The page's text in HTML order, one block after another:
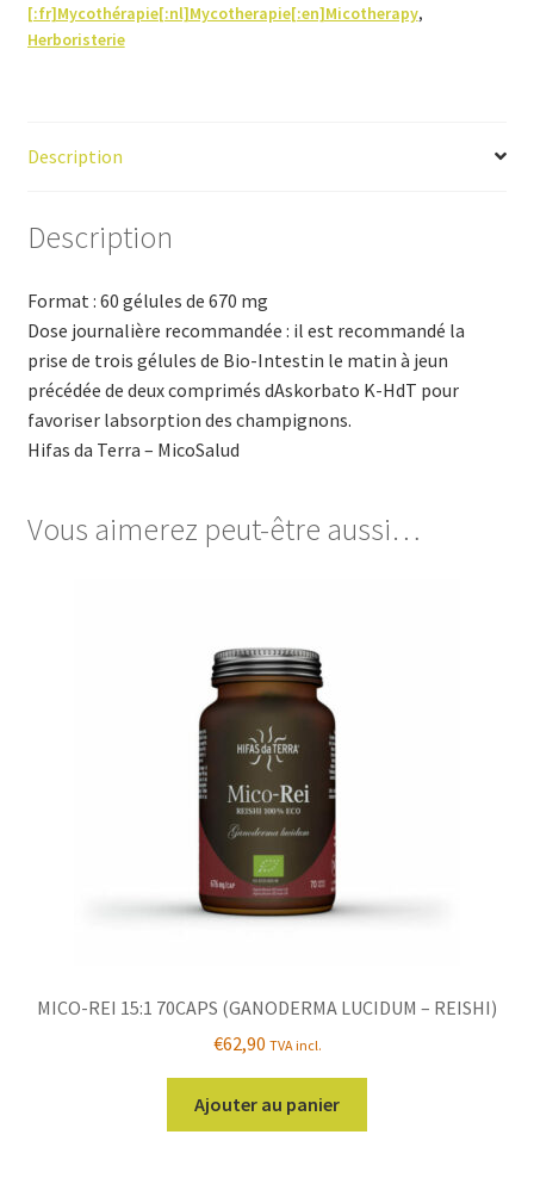
[:fr]Mycothérapie[:nl]Mycotherapie[:en]Micotherapy,
Herboristerie
Description
Description
Format : 60 gélules de 670 mg
Dose journalière recommandée : il est recommandé la
prise de trois gélules de Bio-Intestin le matin à jeun
précédée de deux comprimés dAskorbato K-HdT pour
favoriser labsorption des champignons.
Hifas da Terra – MicoSalud
Vous aimerez peut-être aussi…
MICO-REI 15:1 70CAPS (GANODERMA LUCIDUM – REISHI)
€62,90 TVA incl.
Ajouter au panier